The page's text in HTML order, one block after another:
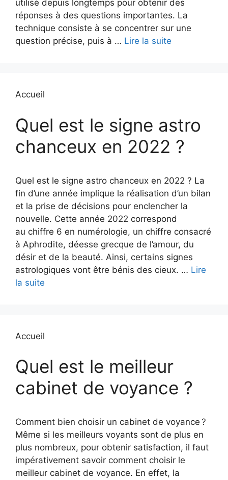
utilisé depuis longtemps pour obtenir des
réponses à des questions importantes. La
technique consiste à se concentrer sur une
question précise, puis à … Lire la suite
Accueil
Quel est le signe astro
chanceux en 2022 ?
Quel est le signe astro chanceux en 2022 ? La
fin d’une année implique la réalisation d’un bilan
et la prise de décisions pour enclencher la
nouvelle. Cette année 2022 correspond
au chiffre 6 en numérologie, un chiffre consacré
à Aphrodite, déesse grecque de l’amour, du
désir et de la beauté. Ainsi, certains signes
astrologiques vont être bénis des cieux. … Lire
la suite
Accueil
Quel est le meilleur
cabinet de voyance ?
Comment bien choisir un cabinet de voyance ?
Même si les meilleurs voyants sont de plus en
plus nombreux, pour obtenir satisfaction, il faut
impérativement savoir comment choisir le
meilleur cabinet de voyance. En effet, la